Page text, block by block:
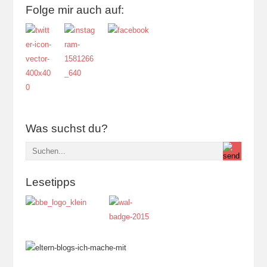
Folge mir auch auf:
Was suchst du?
Lesetipps